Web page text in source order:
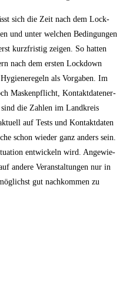
sich die Zeit nach dem Lock­
und unter wel­chen Bedin­gun­gen
kurz­fris­tig zei­gen. So hat­ten
nach dem ers­ten Lock­down
als Vor­ga­ben. Im
Mas­ken­pflicht, Kon­takt­da­ten­er­
die Zah­len im Land­kreis
auf Tests und Kon­takt­da­ten
schon wie­der ganz anders sein.
ent­wi­ckeln wird. Ange­wie­
ande­re Ver­an­stal­tun­gen nur in
gut nach­kom­men zu